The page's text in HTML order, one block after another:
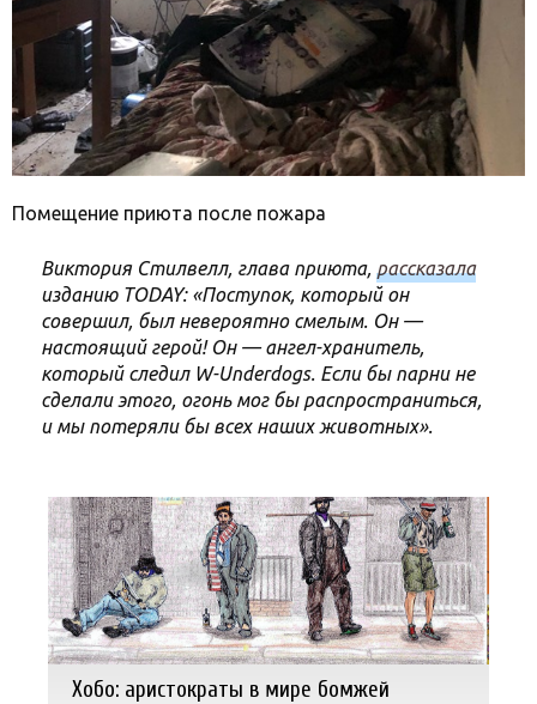
Помещение приюта после пожара
Виктория Стилвелл, глава приюта, рассказала
изданию TODAY: «Поступок, который он
совершил, был невероятно смелым. Он —
настоящий герой! Он — ангел-хранитель,
который следил W-Underdogs. Если бы парни не
сделали этого, огонь мог бы распространиться,
и мы потеряли бы всех наших животных».
Хобо: аристократы в мире бомжей